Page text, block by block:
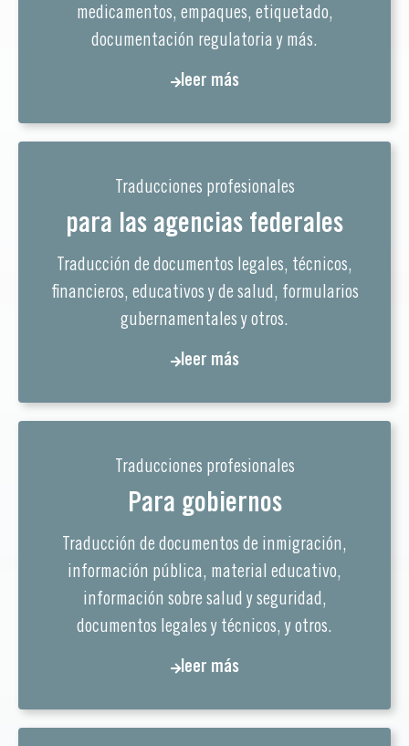
medicamentos, empaques, etiquetado,
documentación regulatoria y más.
leer más
Traducciones profesionales
para las agencias federales
Traducción de documentos legales, técnicos,
financieros, educativos y de salud, formularios
gubernamentales y otros.
leer más
Traducciones profesionales
Para gobiernos
Traducción de documentos de inmigración,
información pública, material educativo,
información sobre salud y seguridad,
documentos legales y técnicos, y otros.
leer más